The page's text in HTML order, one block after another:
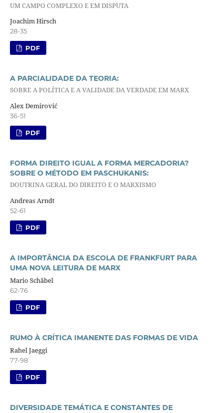
UM CAMPO COMPLEXO E EM DISPUTA
Joachim Hirsch
28-35
PDF
A PARCIALIDADE DA TEORIA:
SOBRE A POLÍTICA E A VALIDADE DA VERDADE EM MARX
Alex Demirović
36-51
PDF
FORMA DIREITO IGUAL A FORMA MERCADORIA?
SOBRE O MÉTODO EM PASCHUKANIS:
DOUTRINA GERAL DO DIREITO E O MARXISMO
Andreas Arndt
52-61
PDF
A IMPORTÂNCIA DA ESCOLA DE FRANKFURT PARA
UMA NOVA LEITURA DE MARX
Mario Schäbel
62-76
PDF
RUMO À CRÍTICA IMANENTE DAS FORMAS DE VIDA
Rahel Jaeggi
77-98
PDF
DIVERSIDADE TEMÁTICA E CONSTANTES DE